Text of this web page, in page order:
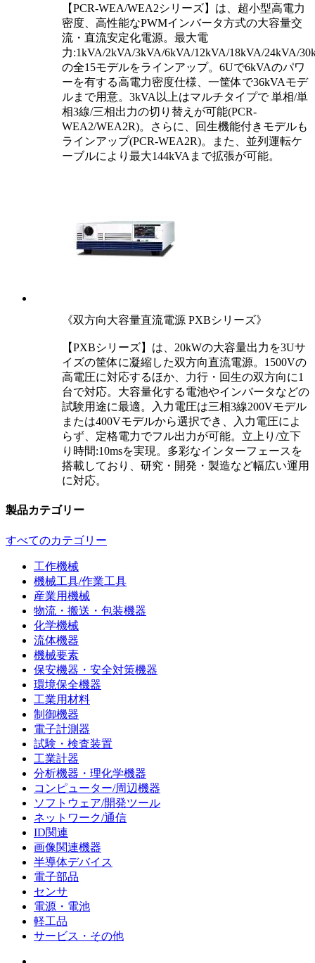
【PCR-WEA/WEA2シリーズ】は、超小型高電力
密度、高性能なPWMインバータ方式の大容量交
流・直流安定化電源。最大電
力:1kVA/2kVA/3kVA/6kVA/12kVA/18kVA/24kVA/
の全15モデルをラインアップ。6Uで6kVAのパワ
ーを有する高電力密度仕様、一筐体で36kVAモデ
ルまで用意。3kVA以上はマルチタイプで 単相/単
相3線/三相出力の切り替えが可能(PCR-
WEA2/WEA2R)。さらに、回生機能付きモデルも
ラインアップ(PCR-WEA2R)。また、並列運転ケ
ーブルにより最大144kVAまで拡張が可能。
《双方向大容量直流電源 PXBシリーズ》
【PXBシリーズ】は、20kWの大容量出力を3Uサ
イズの筐体に凝縮した双方向直流電源。1500Vの
高電圧に対応するほか、力行・回生の双方向に1
台で対応。大容量化する電池やインバータなどの
試験用途に最適。入力電圧は三相3線200Vモデル
または400Vモデルから選択でき、入力電圧によ
らず、定格電力でフル出力が可能。立上り/立下
り時間:10msを実現。多彩なインターフェースを
搭載しており、研究・開発・製造など幅広い運用
に対応。
製品カテゴリー
すべてのカテゴリー
工作機械
機械工具/作業工具
産業用機械
物流・搬送・包装機器
化学機械
流体機器
機械要素
保安機器・安全対策機器
環境保全機器
工業用材料
制御機器
電子計測器
試験・検査装置
工業計器
分析機器・理化学機器
コンピューター/周辺機器
ソフトウェア/開発ツール
ネットワーク/通信
ID関連
画像関連機器
半導体デバイス
電子部品
センサ
電源・電池
軽工品
サービス・その他